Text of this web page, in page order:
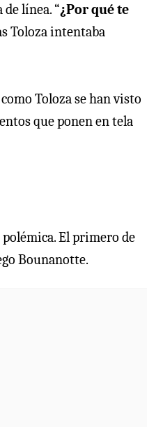
línea. “¿Por qué te
Toloza intentaba
Toloza se han visto
que ponen en tela
El primero de
Bounanotte.